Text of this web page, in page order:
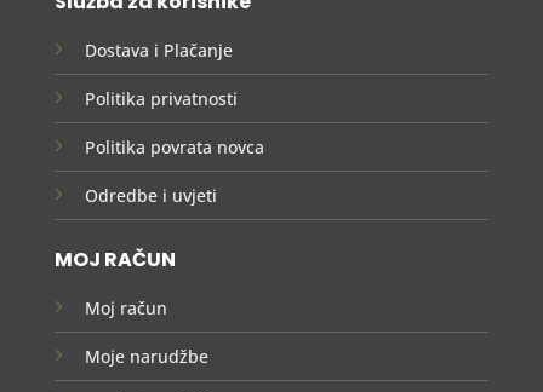
Dostava i Plačanje
Politika privatnosti
Politika povrata novca
Odredbe i uvjeti
MOJ RAČUN
Moj račun
Moje narudžbe